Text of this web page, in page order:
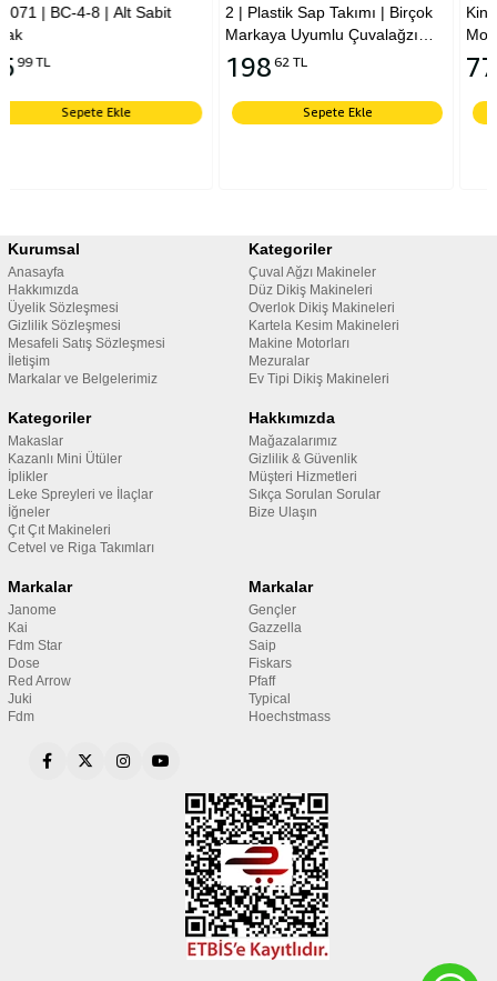
2 | Plastik Sap Takımı | Birçok
Markaya Uyumlu Çuvalağzı
Dikiş Makine Tutma Sapıdır |
Kingstar | Yuki | Newlong |
Moonstar | Shifeng
Sepete Ekle
Kingstar Yuki Newlong
Moonstar Shifeng
Sepete Ekle
Kurumsal
Anasayfa
Hakkımızda
Üyelik Sözleşmesi
Gizlilik Sözleşmesi
Mesafeli Satış Sözleşmesi
İletişim
Markalar ve Belgelerimiz
Kategoriler
Çuval Ağzı Makineler
Düz Dikiş Makineleri
Overlok Dikiş Makineleri
Kartela Kesim Makineleri
Makine Motorları
Mezuralar
Ev Tipi Dikiş Makineleri
Kategoriler
Makaslar
Kazanlı Mini Ütüler
İplikler
Leke Spreyleri ve İlaçlar
İğneler
Çıt Çıt Makineleri
Cetvel ve Riga Takımları
Hakkımızda
Mağazalarımız
Gizlilik & Güvenlik
Müşteri Hizmetleri
Sıkça Sorulan Sorular
Bize Ulaşın
Markalar
Janome
Kai
Fdm Star
Dose
Red Arrow
Juki
Fdm
Markalar
Gençler
Gazzella
Saip
Fiskars
Pfaff
Typical
Hoechstmass